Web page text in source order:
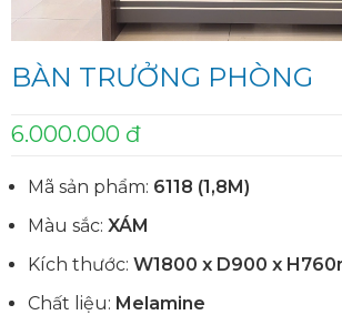
BÀN TRƯỞNG PHÒNG
6.000.000 đ
Mã sản phẩm: 6118 (1,8M)
Màu sắc: XÁM
Kích thước: W1800 x D900 x
Chất liệu: Melamine